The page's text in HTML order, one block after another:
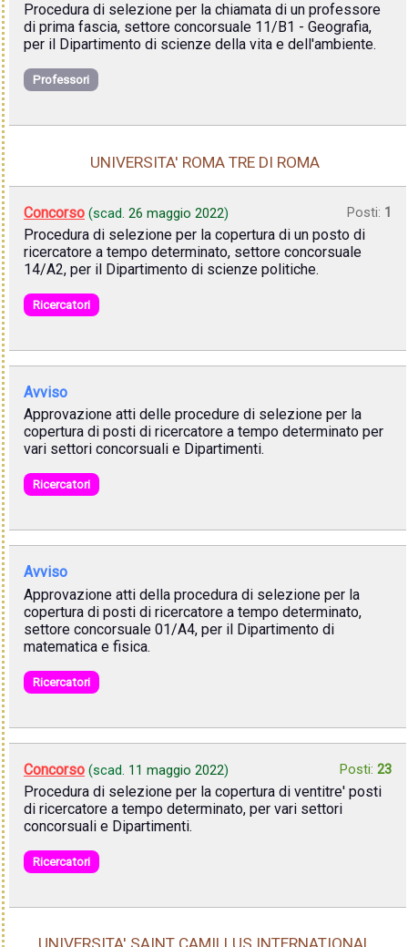
Procedura di selezione per la chiamata di un professore
di prima fascia, settore concorsuale 11/B1 - Geografia,
per il Dipartimento di scienze della vita e dell'ambiente.
Professori
UNIVERSITA' ROMA TRE DI ROMA
Concorso (scad. 26 maggio 2022) Posti: 1
Procedura di selezione per la copertura di un posto di
ricercatore a tempo determinato, settore concorsuale
14/A2, per il Dipartimento di scienze politiche.
Ricercatori
Avviso
Approvazione atti delle procedure di selezione per la
copertura di posti di ricercatore a tempo determinato per
vari settori concorsuali e Dipartimenti.
Ricercatori
Avviso
Approvazione atti della procedura di selezione per la
copertura di posti di ricercatore a tempo determinato,
settore concorsuale 01/A4, per il Dipartimento di
matematica e fisica.
Ricercatori
Concorso (scad. 11 maggio 2022) Posti: 23
Procedura di selezione per la copertura di ventitre' posti
di ricercatore a tempo determinato, per vari settori
concorsuali e Dipartimenti.
Ricercatori